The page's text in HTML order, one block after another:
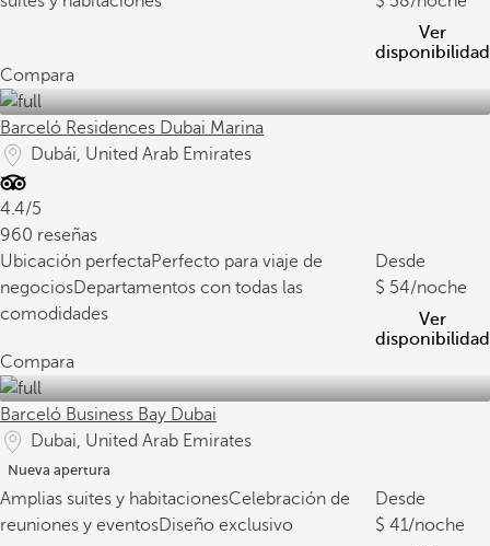
Ver
disponibilidad
Compara
Barceló Residences Dubai Marina
Dubái, United Arab Emirates
4.4/5
960 reseñas
Ubicación perfectaPerfecto para viaje de
negociosDepartamentos con todas las
comodidades
Desde
54/noche
Ver
disponibilidad
Compara
Barceló Business Bay Dubai
Dubai, United Arab Emirates
Nueva apertura
Amplias suites y habitacionesCelebración de
reuniones y eventosDiseño exclusivo
Desde
41/noche